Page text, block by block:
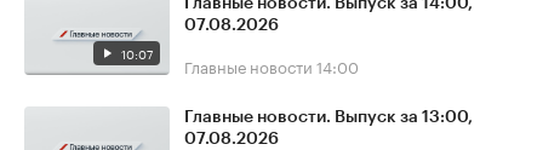
10:07
Главные новости. Выпуск за 14:00,
07.08.2026
Главные новости 14:00
Главные новости. Выпуск за 13:00,
07.08.2026